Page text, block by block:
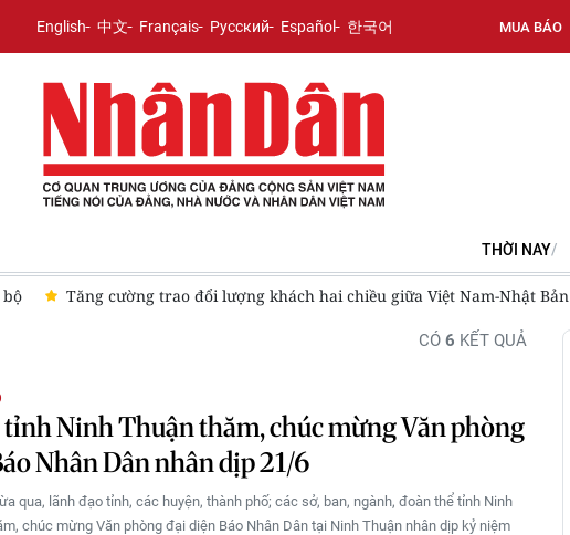
English 中文 Français Русский Español 한국어 MUA BÁO
THỜI NAY
Tăng cường trao đổi lượng khách hai chiều giữa Việt Nam-Nhật Bản
CÓ 6 KẾT QUẢ
Ninh Thuận thăm, chúc mừng Văn phòng
Nhân Dân nhân dịp 21/6
qua, lãnh đạo tỉnh, các huyện, thành phố; các sở, ban, ngành, đoàn thể tỉnh Ninh
chúc mừng Văn phòng đại diện Báo Nhân Dân tại Ninh Thuận nhân dịp kỷ niệm